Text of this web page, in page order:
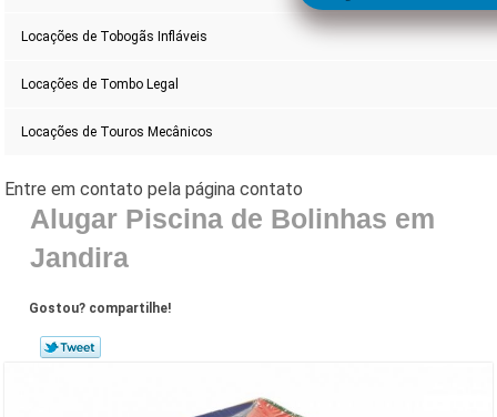
Locações de Tobogãs Infláveis
Locações de Tombo Legal
Locações de Touros Mecânicos
Alugar Piscina de Bolinhas em
Jandira
Gostou? compartilhe!